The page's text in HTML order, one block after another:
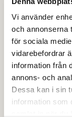
Vi använder
och annonserna
för sociala
vidarebefordrar
information från
annons- och
Dessa kan i sin
information som
Vissa
för framtiden.
dokumentation
Andra
och
kommunens